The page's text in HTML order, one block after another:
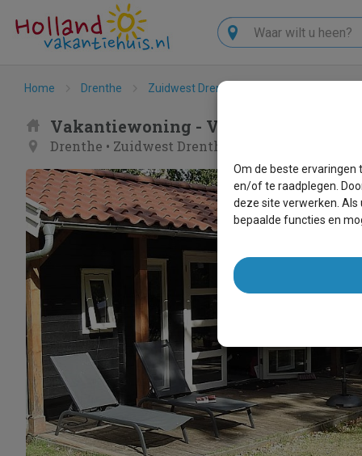
Zoeken
Home Drenthe Zuidwest Drenthe
Vakantiewoning - Vrijstaande
Drenthe • Zuidwest Drenthe
Om de beste ervaringen
en/of te raadplegen.
deze site verwerken.
bepaalde functies en